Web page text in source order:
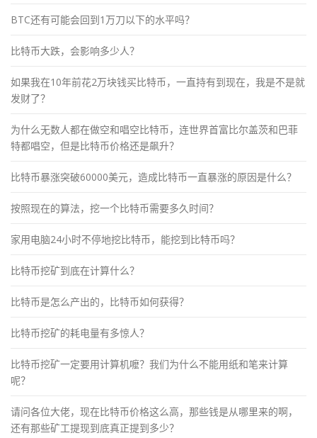
BTC还有可能会回到1万刀以下的水平吗？
比特币大跌，会影响多少人？
如果我在10年前花2万块钱买比特币，一直持有到现在，我是不是就
发财了？
为什么无数人都在做空和唱空比特币，连世界首富比尔盖茨和巴菲
特都唱空，但是比特币价格还是飙升？
比特币暴涨突破60000美元，造成比特币一直暴涨的原因是什么？
按照现在的算法，挖一个比特币需要多久时间？
家用电脑24小时不停地挖比特币，能挖到比特币吗？
比特币挖矿到底在计算什么？
比特币是怎么产出的，比特币如何获得？
比特币挖矿的耗电量有多惊人？
比特币挖矿一定要用计算机嚒？我们为什么不能用纸和笔来计算
呢？
请问各位大佬，现在比特币价格这么高，那些钱是从哪里来的啊，
还有那些矿工提现到底真正提到多少？